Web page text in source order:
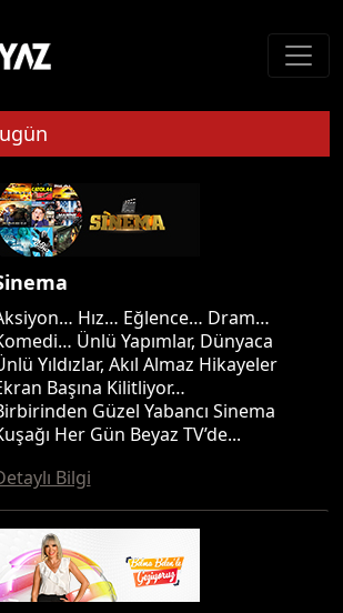
Hız… Eğlence… Dram…
Ünlü Yapımlar, Dünyaca
Yıldızlar, Akıl Almaz Hikayeler
Başına Kilitliyor…
Güzel Yabancı Sinema
Her Gün Beyaz TV’de...
Bilgi